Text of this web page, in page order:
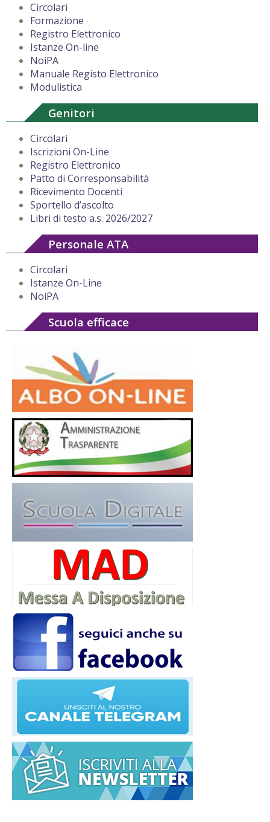
Circolari
Formazione
Registro Elettronico
Istanze On-line
NoiPA
Manuale Registo Elettronico
Modulistica
Genitori
Circolari
Iscrizioni On-Line
Registro Elettronico
Patto di Corresponsabilità
Ricevimento Docenti
Sportello d’ascolto
Libri di testo a.s. 2026/2027
Personale ATA
Circolari
Istanze On-Line
NoiPA
Scuola efficace